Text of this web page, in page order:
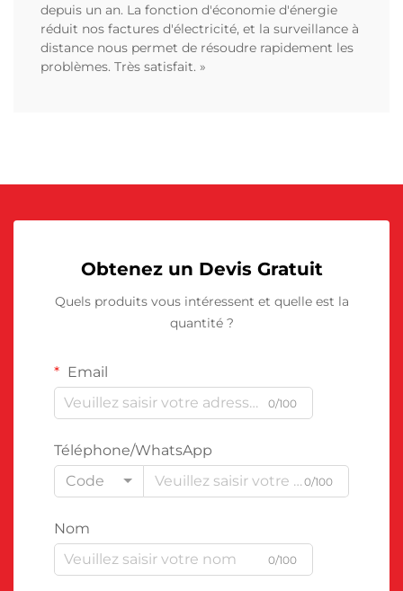
depuis un an. La fonction d'économie d'énergie
réduit nos factures d'électricité, et la surveillance à
distance nous permet de résoudre rapidement les
problèmes. Très satisfait. »
Obtenez un Devis Gratuit
Quels produits vous intéressent et quelle est la
quantité ?
Email
0/100
Téléphone/WhatsApp
Code
0/100
Nom
0/100